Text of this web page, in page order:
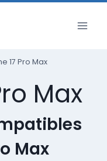
17 Pro Max
Max
Max